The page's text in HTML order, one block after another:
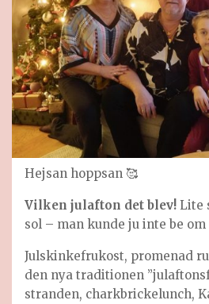
Hejsan hoppsan 🥰
Vilken julafton det blev! Lite
sol – man kunde ju inte be
Julskinkefrukost, promenad
den nya traditionen
stranden, charkbrickelunch,